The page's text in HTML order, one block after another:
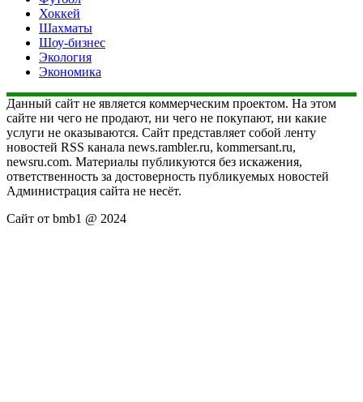
Хоккей
Шахматы
Шоу-бизнес
Экология
Экономика
Данный сайт не является коммерческим проектом. На этом
сайте ни чего не продают, ни чего не покупают, ни какие
услуги не оказываются. Сайт представляет собой ленту
новостей RSS канала news.rambler.ru, kommersant.ru,
newsru.com. Материалы публикуются без искажения,
ответственность за достоверность публикуемых новостей
Администрация сайта не несёт.
Сайт от bmb1 @ 2024